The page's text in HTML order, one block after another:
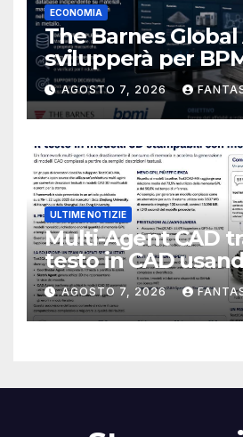
ECONOMIA
The Barnes Global
svilupperà per
database per la
metallica
navale
AGOSTO 7, 2026
ULTIME NOTIZIE
Multi-Agent CAD
testo in CAD
meno token
AGOSTO 7, 2026